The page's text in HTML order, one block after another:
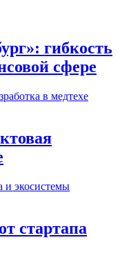
гибкость
сфере
стартапа